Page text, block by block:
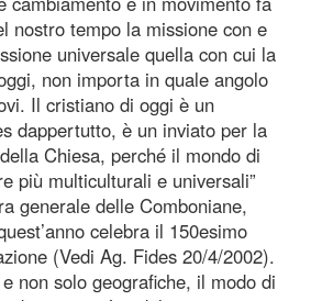
nostro tempo la missione con e
universale quella con cui la
non importa in quale angolo
Il cristiano di oggi è un
dappertutto, è un inviato per la
Chiesa, perché il mondo di
più multiculturali e universali”
generale delle Comboniane,
celebra il 150esimo
(Vedi Ag. Fides 20/4/2002).
non solo geografiche, il modo di